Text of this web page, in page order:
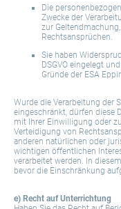
Die
Zwecke der
zur
Rechtsansprüchen.
Sie haben
DSGVO eingelegt
Gründe der ESA
Wurde die Verarbeitung der
eingeschränkt, dürfen diese
mit Ihrer Einwilligung oder
Verteidigung von
anderen natürlichen oder
wichtigen öffentlichen
verarbeitet werden. In
bevor die Einschränkung
e) Recht auf Unterrichtung